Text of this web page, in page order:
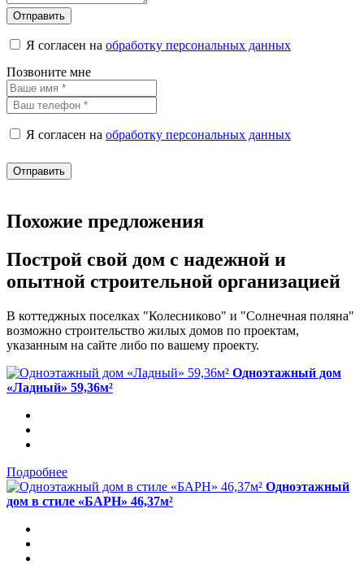
Отправить
Я согласен на обработку персональных данных
Позвоните мне
Я согласен на обработку персональных данных
Отправить
Похожие предложения
Построй свой дом с надежной и
опытной строительной организацией
В коттеджных поселках "Колесниково" и "Солнечная поляна"
возможно строительство жилых домов по проектам,
указанным на сайте либо по вашему проекту.
Одноэтажный дом
«Ладный» 59,36м²
Подробнее
Одноэтажный
дом в стиле «БАРН» 46,37м²